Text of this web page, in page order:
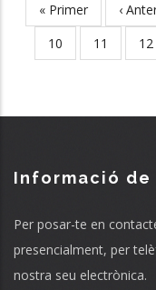
Pagination
First
page
« Primer
page
‹
Page
10 Page
11 12
Informació
Per posar-te en
presencialment, per
nostra seu electrònica.